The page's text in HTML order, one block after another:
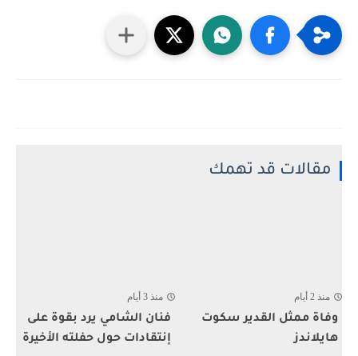
مقالات قد تهمك
منذ 2 أيام
وفاة ممثل القدير سكوت
هايلاندز
منذ 3 أيام
فنان الشامي يرد بقوة على
إنتقادات حول حفلته الأخيرة